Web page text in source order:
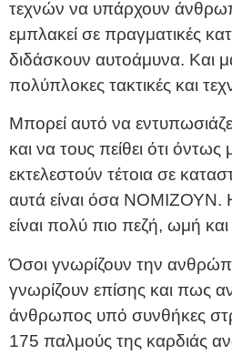
τεχνών να υπάρχουν
εμπλακεί σε πραγματικές
διδάσκουν αυτοάμυνα. Και
πολύπλοκες τακτικές και
Μπορεί αυτό να
και να τους πείθει ότι
εκτελεστούν τέτοια σε
αυτά είναι όσα ΝΟΜΙΖΟΥΝ.
είναι πολύ πιο πεζή, ωμή
Όσοι γνωρίζουν την
γνωρίζουν επίσης και πως
άνθρωπος υπό συνθήκες
175 παλμούς της καρδιάς